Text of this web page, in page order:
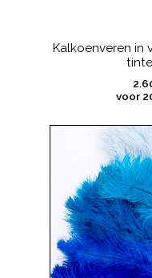
Kalkoenveren in
voor